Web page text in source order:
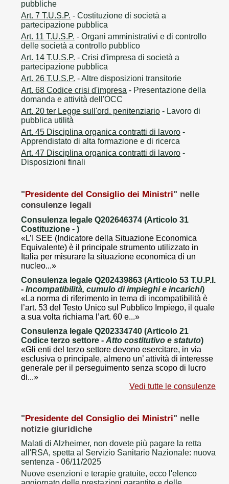
pubbliche
Art. 7 T.U.S.P. - Costituzione di società a
partecipazione pubblica
Art. 11 T.U.S.P. - Organi amministrativi e di controllo
delle società a controllo pubblico
Art. 14 T.U.S.P. - Crisi d'impresa di società a
partecipazione pubblica
Art. 26 T.U.S.P. - Altre disposizioni transitorie
Art. 68 Codice crisi d'impresa - Presentazione della
domanda e attività dell'OCC
Art. 20 ter Legge sull'ord. penitenziario - Lavoro di
pubblica utilità
Art. 45 Disciplina organica contratti di lavoro -
Apprendistato di alta formazione e di ricerca
Art. 47 Disciplina organica contratti di lavoro -
Disposizioni finali
"Presidente del Consiglio dei Ministri" nelle
consulenze legali
Consulenza legale Q202646374 (Articolo 31
Costituzione - )
«L’I SEE (Indicatore della Situazione Economica
Equivalente) è il principale strumento utilizzato in
Italia per misurare la situazione economica di un
nucleo...»
Consulenza legale Q202439863 (Articolo 53 T.U.P.I.
- Incompatibilità, cumulo di impieghi e incarichi)
«La norma di riferimento in tema di incompatibilità è
l’art. 53 del Testo Unico sul Pubblico Impiego, il quale
a sua volta richiama l’art. 60 e...»
Consulenza legale Q202334740 (Articolo 21
Codice terzo settore - Atto costitutivo e statuto)
«Gli enti del terzo settore devono esercitare, in via
esclusiva o principale, almeno un’ attività di interesse
generale per il perseguimento senza scopo di lucro
di...»
Vedi tutte le consulenze
"Presidente del Consiglio dei Ministri" nelle
notizie giuridiche
Malati di Alzheimer, non dovete più pagare la retta
all'RSA, spetta al Servizio Sanitario Nazionale: nuova
sentenza - 06/11/2025
Nuove esenzioni e terapie gratuite, ecco l'elenco